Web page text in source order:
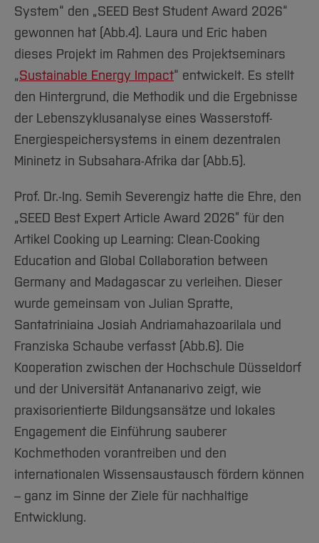
System“ den „SEED Best Student Award 2026“
gewonnen hat (Abb.4). Laura und Eric haben
dieses Projekt im Rahmen des Projektseminars
„Sustainable Energy Impact“ entwickelt. Es stellt
den Hintergrund, die Methodik und die Ergebnisse
der Lebenszyklusanalyse eines Wasserstoff-
Energiespeichersystems in einem dezentralen
Mininetz in Subsahara-Afrika dar (Abb.5).
Prof. Dr.-Ing. Semih Severengiz hatte die Ehre, den
„SEED Best Expert Article Award 2026” für den
Artikel Cooking up Learning: Clean-Cooking
Education and Global Collaboration between
Germany and Madagascar zu verleihen. Dieser
wurde gemeinsam von Julian Spratte,
Santatriniaina Josiah Andriamahazoarilala und
Franziska Schaube verfasst (Abb.6). Die
Kooperation zwischen der Hochschule Düsseldorf
und der Universität Antananarivo zeigt, wie
praxisorientierte Bildungsansätze und lokales
Engagement die Einführung sauberer
Kochmethoden vorantreiben und den
internationalen Wissensaustausch fördern können
– ganz im Sinne der Ziele für nachhaltige
Entwicklung.